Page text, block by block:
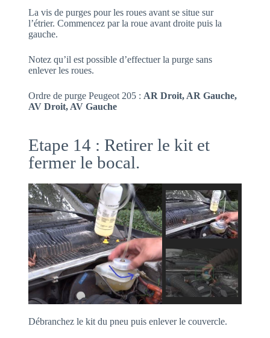
La vis de purges pour les roues avant se situe sur
l’étrier. Commencez par la roue avant droite puis la
gauche.
Notez qu’il est possible d’effectuer la purge sans
enlever les roues.
Ordre de purge Peugeot 205 : AR Droit, AR Gauche,
AV Droit, AV Gauche
Etape 14 : Retirer le kit et
fermer le bocal.
Débranchez le kit du pneu puis enlever le couvercle.